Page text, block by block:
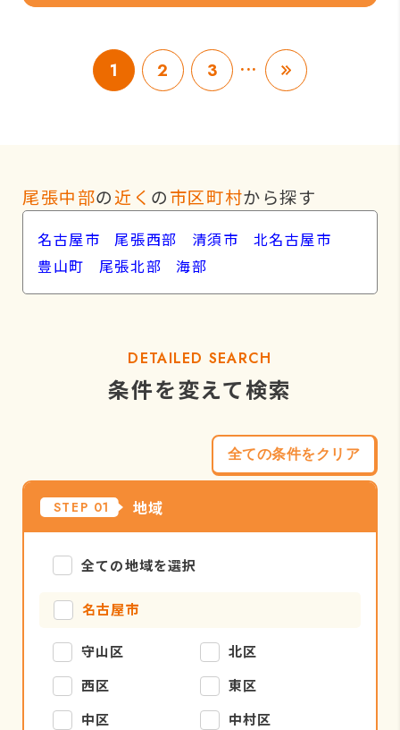
1 2 3 ...
尾張中部の近く の市区町村から探す
名古屋市 尾張西部 清須市
北名古屋市
豊山町
尾張北部 海部
DETAILED SEARCH
条件を変えて検索
全ての条件をクリア
STEP 01 地域
全ての地域を選択
名古屋市
守山区
北区
西区
東区
中区
中村区